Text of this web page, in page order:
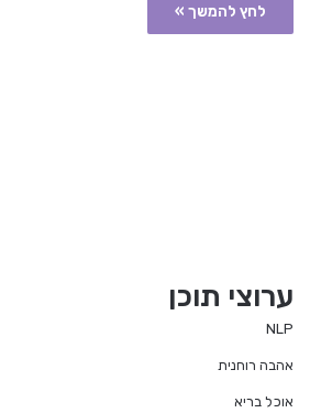
לחץ להמשך »
ערוצי תוכן
NLP
אהבה רוחנית
אוכל בריא